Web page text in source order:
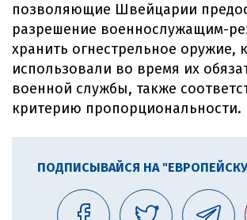
позволяющие Швейцарии
разрешение военнослужащим-
хранить огнестрельное оружие,
использовали во время их
военной службы, также
критерию пропорциональности.
ПОДПИСЫВАЙСЯ НА